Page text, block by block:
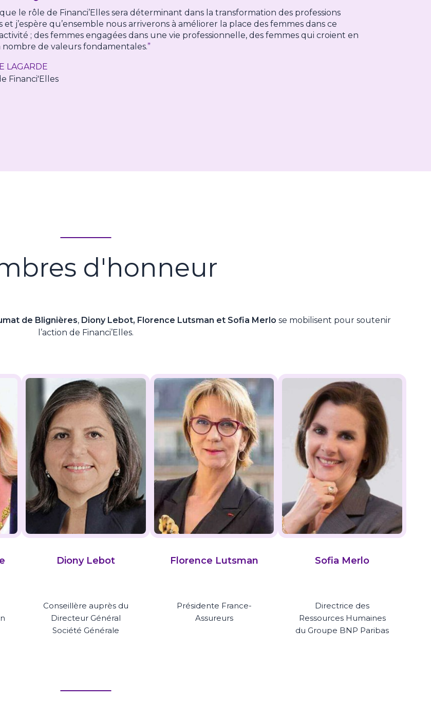
le rôle de Financi’Elles sera déterminant dans la transformation des professions
et j’espère qu’ensemble nous arriverons à améliorer la place des femmes dans ce
; des femmes engagées dans une vie professionnelle, des femmes qui croient en
de valeurs fondamentales.”
LAGARDE
Financi'Elles
d'honneur
de Blignières, Diony Lebot, Florence Lutsman et Sofia Merlo se mobilisent pour soutenir
l’action de Financi’Elles.
Diony Lebot
Conseillère auprès du
Directeur Général
Société Générale
Florence Lutsman
Présidente France-
Assureurs
Sofia Merlo
Directrice des
Ressources Humaines
du Groupe BNP Paribas